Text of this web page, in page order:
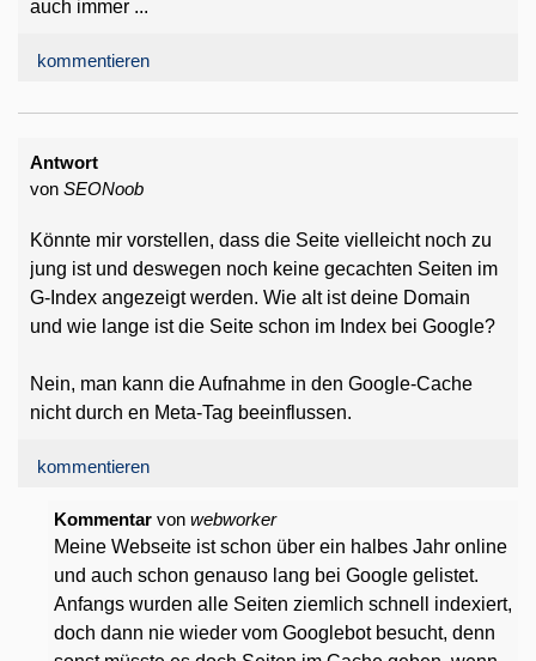
auch immer ...
kommentieren
Antwort
von SEONoob
Könnte mir vorstellen, dass die Seite vielleicht noch zu
jung ist und deswegen noch keine gecachten Seiten im
G-Index angezeigt werden. Wie alt ist deine Domain
und wie lange ist die Seite schon im Index bei Google?
Nein, man kann die Aufnahme in den Google-Cache
nicht durch en Meta-Tag beeinflussen.
kommentieren
Kommentar von webworker
Meine Webseite ist schon über ein halbes Jahr online
und auch schon genauso lang bei Google gelistet.
Anfangs wurden alle Seiten ziemlich schnell indexiert,
doch dann nie wieder vom Googlebot besucht, denn